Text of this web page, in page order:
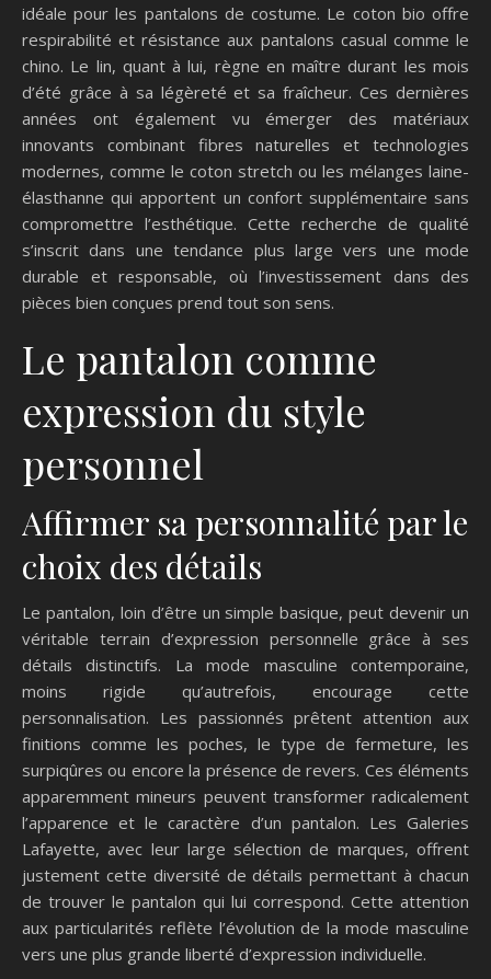
idéale pour les pantalons de costume. Le coton bio offre
respirabilité et résistance aux pantalons casual comme le
chino. Le lin, quant à lui, règne en maître durant les mois
d’été grâce à sa légèreté et sa fraîcheur. Ces dernières
années ont également vu émerger des matériaux
innovants combinant fibres naturelles et technologies
modernes, comme le coton stretch ou les mélanges laine-
élasthanne qui apportent un confort supplémentaire sans
compromettre l’esthétique. Cette recherche de qualité
s’inscrit dans une tendance plus large vers une mode
durable et responsable, où l’investissement dans des
pièces bien conçues prend tout son sens.
Le pantalon comme
expression du style
personnel
Affirmer sa personnalité par le
choix des détails
Le pantalon, loin d’être un simple basique, peut devenir un
véritable terrain d’expression personnelle grâce à ses
détails distinctifs. La mode masculine contemporaine,
moins rigide qu’autrefois, encourage cette
personnalisation. Les passionnés prêtent attention aux
finitions comme les poches, le type de fermeture, les
surpiqûres ou encore la présence de revers. Ces éléments
apparemment mineurs peuvent transformer radicalement
l’apparence et le caractère d’un pantalon. Les Galeries
Lafayette, avec leur large sélection de marques, offrent
justement cette diversité de détails permettant à chacun
de trouver le pantalon qui lui correspond. Cette attention
aux particularités reflète l’évolution de la mode masculine
vers une plus grande liberté d’expression individuelle.